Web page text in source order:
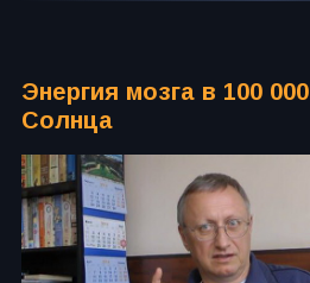
Энергия мозга в 100
Солнца